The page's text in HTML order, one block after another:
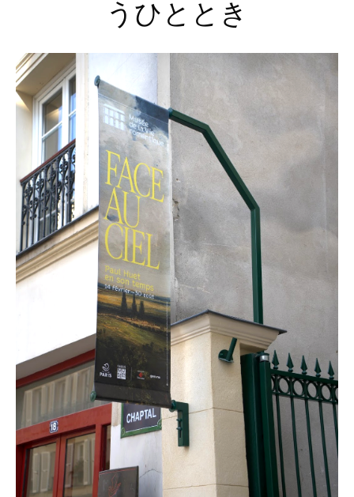
うひととき